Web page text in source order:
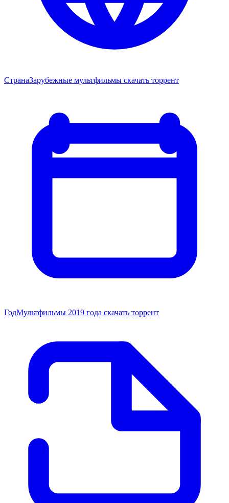
СтранаЗарубежные мультфильмы скачать торрент
ГодМультфильмы 2019 года скачать торрент